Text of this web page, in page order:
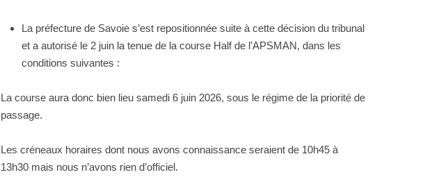
La préfecture de Savoie s’est repositionnée suite à cette décision du tribunal
et a autorisé le 2 juin la tenue de la course Half de l’APSMAN, dans les
conditions suivantes :
La course aura donc bien lieu samedi 6 juin 2026, sous le régime de la priorité de
passage.
Les créneaux horaires dont nous avons connaissance seraient de 10h45 à
13h30 mais nous n’avons rien d’officiel.